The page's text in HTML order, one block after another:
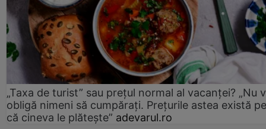
„Taxa de turist” sau prețul normal al vacanței? „Nu
obligă nimeni să cumpărați. Prețurile astea există
că cineva le plătește” adevarul.ro